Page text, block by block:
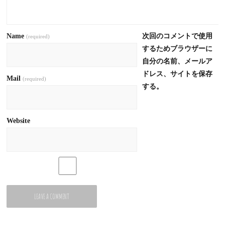
Name(required)
Mail(required)
Website
次回のコメントで使用
するためブラウザーに
自分の名前、メールア
ドレス、サイトを保存
する。